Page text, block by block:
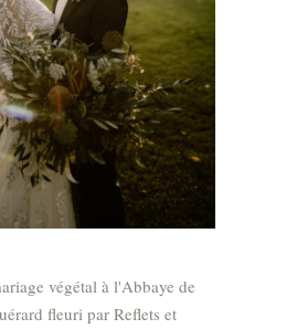
végétal à l'Abbaye de
fleuri par Reflets et